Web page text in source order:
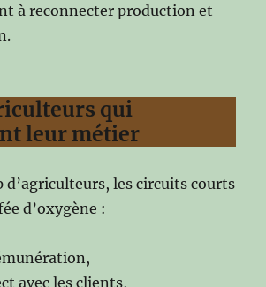
à reconnecter production et
qui
leur métier
d’agriculteurs, les circuits courts
d’oxygène :
avec les clients,